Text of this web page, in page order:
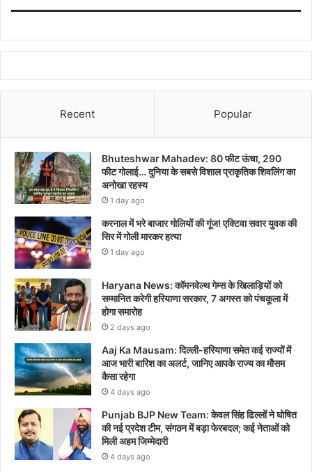
Recent Popular
Bhuteshwar Mahadev: 80 फीट ऊंचा, 290
फीट गोलाई… दुनिया के सबसे विशाल प्राकृतिक शिवलिंग का
अनोखा रहस्य
1 day ago
करनाल में भरे बाजार गोलियों की गूंज! एक्टिवा सवार युवक की
सिर में गोली मारकर हत्या
1 day ago
Haryana News: कॉमनवेल्थ गेम्स के खिलाड़ियों को
सम्मानित करेगी हरियाणा सरकार, 7 अगस्त को पंचकूला में
होगा समारोह
2 days ago
Aaj Ka Mausam: दिल्ली-हरियाणा समेत कई राज्यों में
आज भारी बारिश का अलर्ट, जानिए आपके राज्य का मौसम
कैसा रहेगा
4 days ago
Punjab BJP New Team: केवल सिंह ढिल्लों ने घोषित
की नई प्रदेश टीम, संगठन में बड़ा फेरबदल; कई नेताओं को
मिली अहम जिम्मेदारी
4 days ago